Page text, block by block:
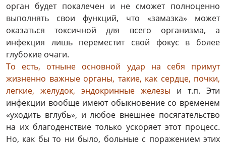
орган будет покалечен и не сможет полноценно
выполнять свои функций, что «замазка» может
оказаться токсичной для всего организма, а
инфекция лишь переместит свой фокус в более
глубокие очаги.
То есть, отныне основной удар на себя примут
жизненно важные органы, такие, как сердце, почки,
легкие, желудок, эндокринные железы и т.п. Эти
инфекции вообще имеют обыкновение со временем
«уходить вглубь», и любое внешнее посягательство
на их благоденствие только ускоряет этот процесс.
Но, как бы то ни было, больные с поражением этих